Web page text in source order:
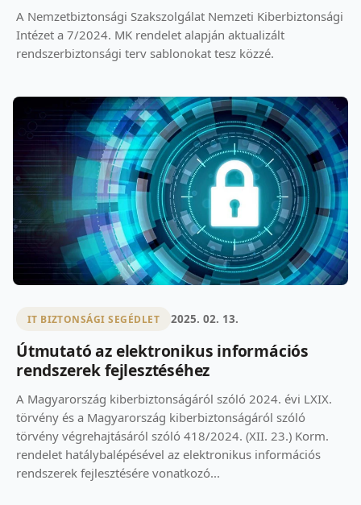
A Nemzetbiztonsági Szakszolgálat Nemzeti Kiberbiztonsági
Intézet a 7/2024. MK rendelet alapján aktualizált
rendszerbiztonsági terv sablonokat tesz közzé.
IT BIZTONSÁGI SEGÉDLET 2025. 02. 13.
Útmutató az elektronikus információs
rendszerek fejlesztéséhez
A Magyarország kiberbiztonságáról szóló 2024. évi LXIX.
törvény és a Magyarország kiberbiztonságáról szóló
törvény végrehajtásáról szóló 418/2024. (XII. 23.) Korm.
rendelet hatálybalépésével az elektronikus információs
rendszerek fejlesztésére vonatkozó...